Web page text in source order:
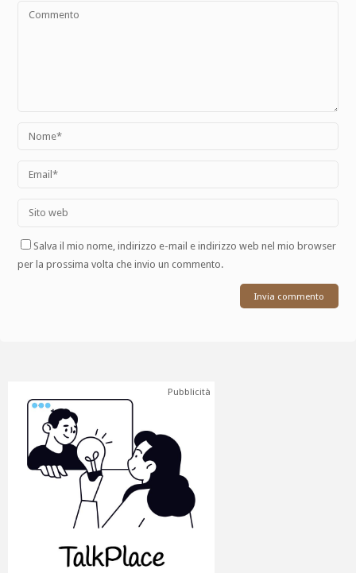
Salva il mio nome, indirizzo e-mail e indirizzo web nel mio browser
per la prossima volta che invio un commento.
Pubblicità